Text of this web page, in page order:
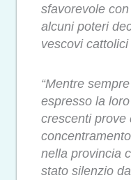
sfavorevole
alcuni poteri
vescovi
“Mentre
espresso la
crescenti prove
nella provincia
stato silenzio